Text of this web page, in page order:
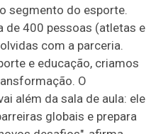
segmento do esporte.
de 400 pessoas (atletas e
com a parceria.
e educação, criamos
O
além da sala de aula: ele
globais e prepara